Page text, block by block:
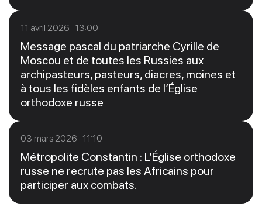
11 avril 2026 13:00
Message pascal du patriarche Cyrille de
Moscou et de toutes les Russies aux
archipasteurs, pasteurs, diacres, moines et
à tous les fidèles enfants de l’Église
orthodoxe russe
03 mars 2026 11:10
Métropolite Constantin : L’Église orthodoxe
russe ne recrute pas les Africains pour
participer aux combats.